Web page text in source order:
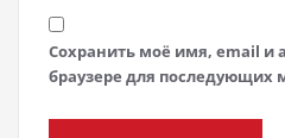
Сохранить моё имя, email и
браузере для последующих